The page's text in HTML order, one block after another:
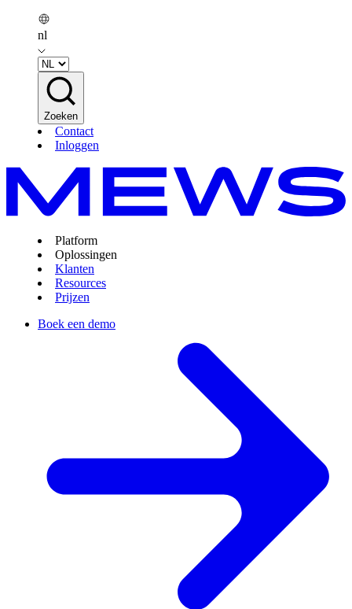
nl
Zoeken
Contact
Inloggen
Platform
Oplossingen
Klanten
Resources
Prijzen
Boek een demo